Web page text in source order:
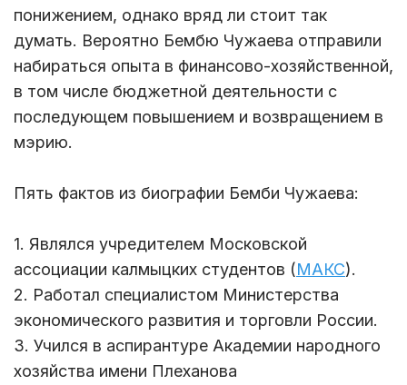
понижением, однако вряд ли стоит так
думать. Вероятно Бембю Чужаева отправили
набираться опыта в финансово-хозяйственной,
в том числе бюджетной деятельности с
последующем повышением и возвращением в
мэрию.
Пять фактов из биографии Бемби Чужаева:
1. Являлся учредителем Московской
ассоциации калмыцких студентов (МАКС).
2. Работал специалистом Министерства
экономического развития и торговли России.
3. Учился в аспирантуре Академии народного
хозяйства имени Плеханова